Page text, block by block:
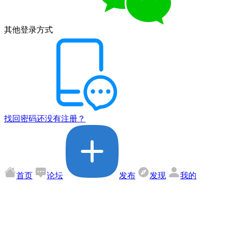
其他登录方式
找回密码还没有注册？
首页 论坛 发布 发现 我的